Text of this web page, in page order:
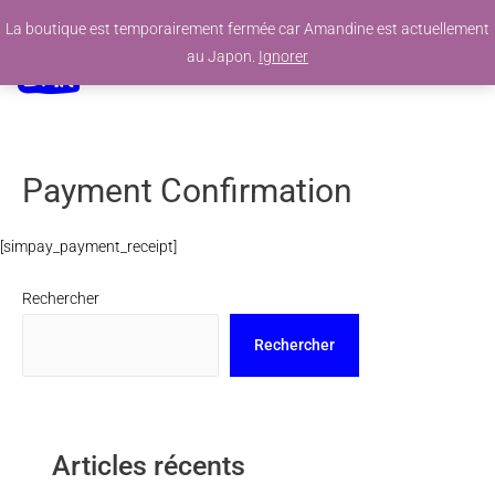
La boutique est temporairement fermée car Amandine est actuellement
au Japon. Ignorer
Payment Confirmation
[simpay_payment_receipt]
Rechercher
Rechercher
Articles récents